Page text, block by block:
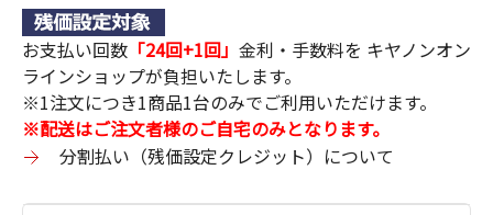
お支払い回数 「24回+1回」 金利・手数料を キヤノンオン
ラインショップが負担いたします。
※1注文につき1商品1台のみでご利用いただけます。
※配送はご注文者様のご自宅のみとなります。
分割払い（残価設定クレジット）について